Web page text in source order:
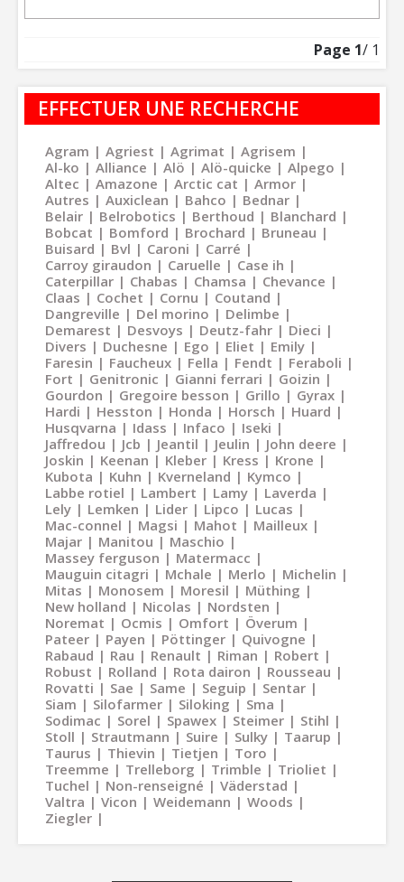
Page 1/ 1
EFFECTUER UNE RECHERCHE
Agram Agriest Agrimat
Agrisem
Al-ko
Alliance Alö Alö-quicke
Alpego
Altec
Amazone Arctic cat
Armor
Autres
Auxiclean Bahco
Bednar
Belair
Belrobotics Berthoud
Blanchard
Bobcat
Bomford Brochard
Bruneau
Buisard
Bvl Caroni
Carré
Carroy giraudon
Caruelle
Case ih
Caterpillar
Chabas Chamsa
Chevance
Claas
Cochet Cornu
Coutand
Dangreville
Del morino
Delimbe
Demarest
Desvoys Deutz-fahr
Dieci
Divers
Duchesne Ego Eliet
Emily
Faresin
Faucheux Fella Fendt
Feraboli
Fort
Genitronic Gianni ferrari
Goizin
Gourdon
Gregoire besson Grillo
Gyrax
Hardi
Hesston Honda Horsch
Huard
Husqvarna
Idass Infaco
Iseki
Jaffredou
Jcb Jeantil Jeulin
John deere
Joskin
Keenan Kleber Kress
Krone
Kubota
Kuhn Kverneland
Kymco
Labbe rotiel
Lambert Lamy
Laverda
Lely
Lemken Lider Lipco
Lucas
Mac-connel
Magsi Mahot
Mailleux
Majar
Manitou
Maschio
Massey ferguson
Matermacc
Mauguin citagri
Mchale Merlo
Michelin
Mitas
Monosem Moresil
Müthing
New holland
Nicolas
Nordsten
Noremat
Ocmis Omfort
Överum
Pateer
Payen Pöttinger
Quivogne
Rabaud
Rau Renault Riman
Robert
Robust
Rolland Rota dairon
Rousseau
Rovatti
Sae Same Seguip
Sentar
Siam
Silofarmer Siloking
Sma
Sodimac
Sorel Spawex Steimer
Stihl
Stoll
Strautmann Suire Sulky
Taarup
Taurus
Thievin Tietjen
Toro
Treemme
Trelleborg Trimble
Trioliet
Tuchel
Non-renseigné
Väderstad
Valtra
Vicon Weidemann
Woods
Ziegler